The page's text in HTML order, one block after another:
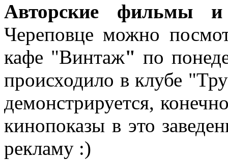
Авторские фильмы и
Череповце можно
кафе "Винтаж" по
происходило в клубе
демонстрируется,
кинопоказы в это
рекламу :)